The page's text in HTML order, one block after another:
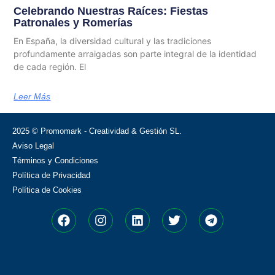
Celebrando Nuestras Raíces: Fiestas
Patronales y Romerías
En España, la diversidad cultural y las tradiciones
profundamente arraigadas son parte integral de la identidad
de cada región. El
Leer Más
2025 © Promomark - Creatividad & Gestión SL.
Aviso Legal
Términos y Condiciones
Política de Privacidad
Política de Cookies